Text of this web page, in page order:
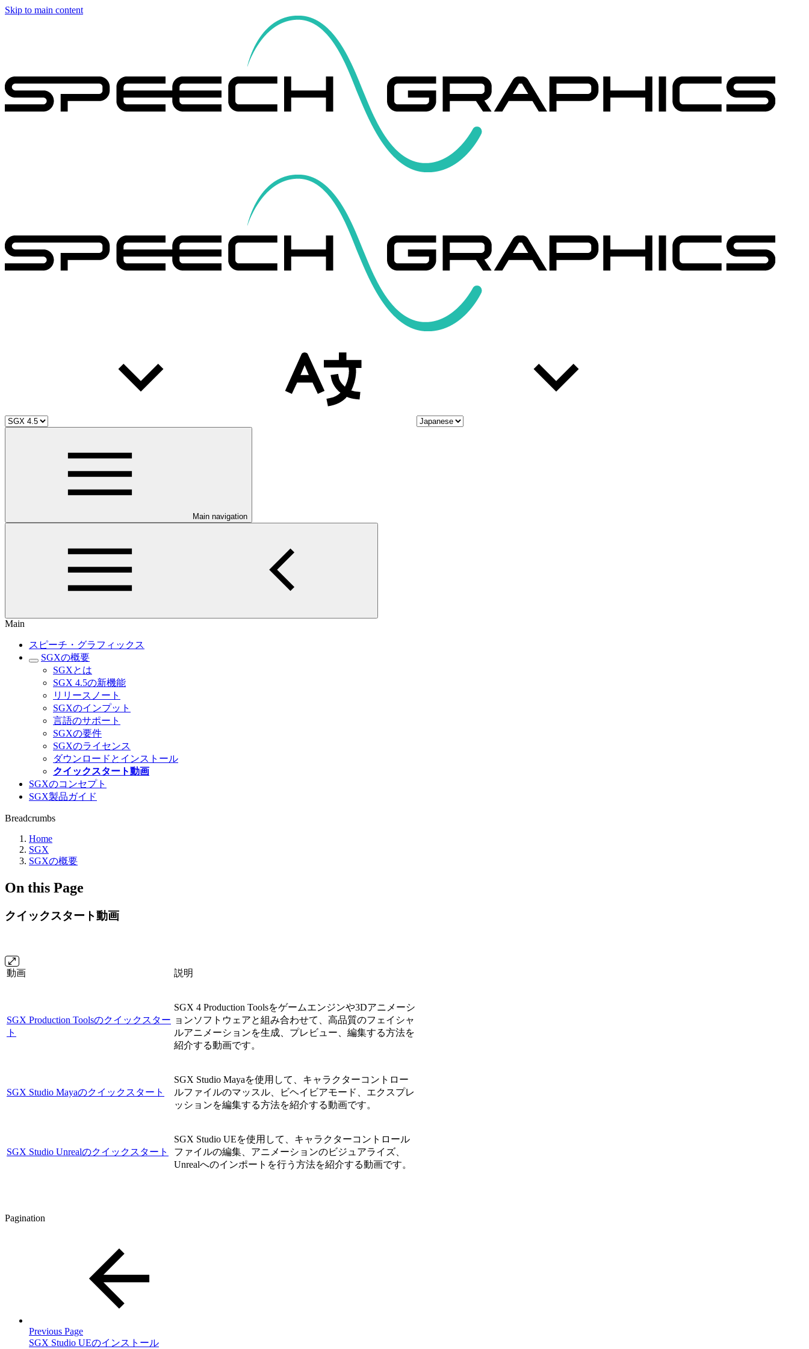
Skip to main content
Main navigation
Main
スピーチ・グラフィックス
SGXの概要
SGXとは
SGX 4.5の新機能
リリースノート
SGXのインプット
言語のサポート
SGXの要件
SGXのライセンス
ダウンロードとインストール
クイックスタート動画
SGXのコンセプト
SGX製品ガイド
Breadcrumbs
Home
SGX
SGXの概要
On this Page
クイックスタート動画
動画 説明
SGX Production Toolsのクイックスター
ト
SGX 4 Production Toolsをゲームエンジンや3Dアニメーシ
ョンソフトウェアと組み合わせて、高品質のフェイシャ
ルアニメーションを生成、プレビュー、編集する方法を
紹介する動画です。
SGX Studio Mayaのクイックスタート
SGX Studio Mayaを使用して、キャラクターコントロー
ルファイルのマッスル、ビヘイビアモード、エクスプレ
ッションを編集する方法を紹介する動画です。
SGX Studio Unrealのクイックスタート
SGX Studio UEを使用して、キャラクターコントロール
ファイルの編集、アニメーションのビジュアライズ、
Unrealへのインポートを行う方法を紹介する動画です。
Pagination
Previous Page
SGX Studio UEのインストール